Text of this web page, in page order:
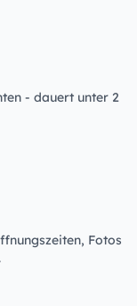
- dauert unter 2
Fotos